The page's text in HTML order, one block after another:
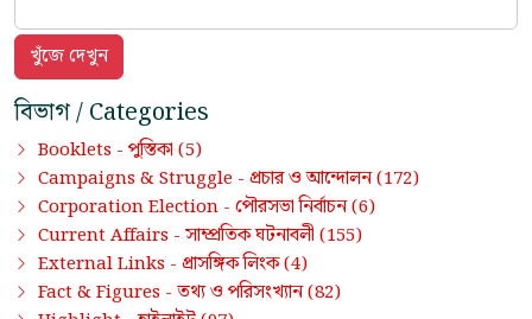
বিভাগ / Categories
Booklets - পুস্তিকা (5)
Campaigns & Struggle - প্রচার ও আন্দোলন(172)
Corporation Election - পৌরসভা নির্বাচন(6)
Current Affairs - সাম্প্রতিক ঘটনাবলী (155)
External Links - প্রাসঙ্গিক লিংক(4)
Fact & Figures - তথ্য ও পরিসংখ্যান(82)